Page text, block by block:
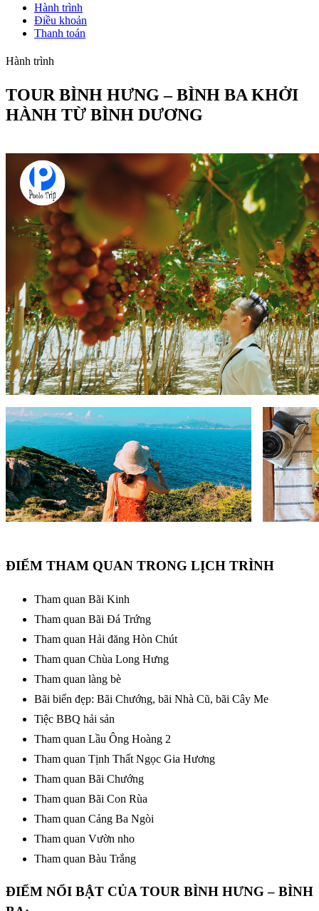
Hành trình
Điều khoản
Thanh toán
Hành trình
TOUR BÌNH HƯNG – BÌNH BA KHỞI
HÀNH TỪ BÌNH DƯƠNG
ĐIỂM THAM QUAN TRONG LỊCH TRÌNH
Tham quan Bãi Kinh
Tham quan Bãi Đá Trứng
Tham quan Hải đăng Hòn Chút
Tham quan Chùa Long Hưng
Tham quan làng bè
Bãi biển đẹp: Bãi Chướng, bãi Nhà Cũ, bãi Cây Me
Tiệc BBQ hải sản
Tham quan Lầu Ông Hoàng 2
Tham quan Tịnh Thất Ngọc Gia Hương
Tham quan Bãi Chướng
Tham quan Bãi Con Rùa
Tham quan Cảng Ba Ngòi
Tham quan Vườn nho
Tham quan Bàu Trắng
ĐIỂM NỔI BẬT CỦA TOUR BÌNH HƯNG – BÌNH